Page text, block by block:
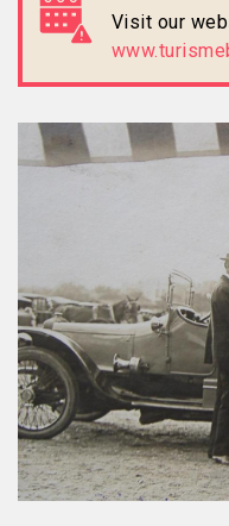
Visit our